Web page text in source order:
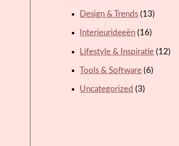
Design & Trends (13)
Interieurideeën (16)
Lifestyle & Inspiratie (12)
Tools & Software (6)
Uncategorized (3)